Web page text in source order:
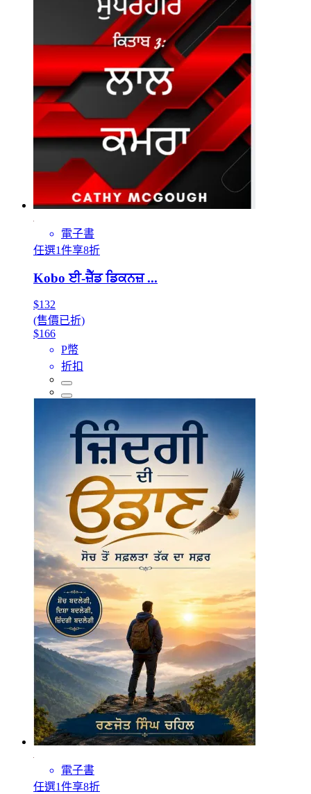
電子書
任選1件享8折
Kobo ਈ-ਜ਼ੈੱਡ ਡਿਕਨਜ਼ ...
$132
(售價已折)
$166
P幣
折扣
電子書
任選1件享8折